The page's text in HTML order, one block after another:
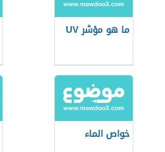
ما هو مؤشر UV
خواص الماء